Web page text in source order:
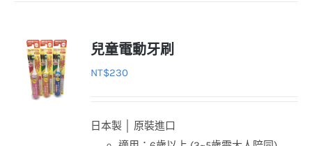
兒童電動牙刷
NT$230
日本製 │ 原裝進口